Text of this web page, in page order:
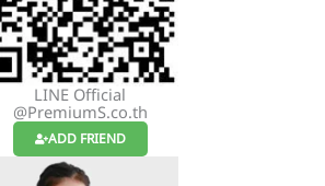
LINE Official
@PremiumS.co.th
ADD FRIEND